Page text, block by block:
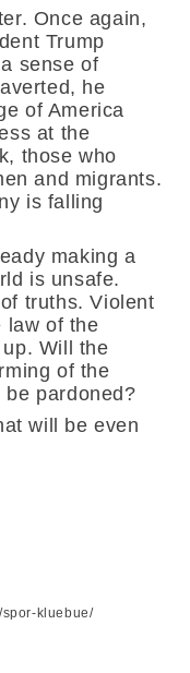
Once again,
Trump
sense of
he
of America
at the
those who
and migrants.
is falling
making a
is unsafe.
truths. Violent
law of the
Will the
of the
pardoned?
will be even
kluebue/